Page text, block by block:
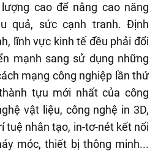
cao để nâng cao năng
quả, sức cạnh tranh. Định
lĩnh vực kinh tế đều phải đổi
mạnh sang sử dụng những
mạng công nghiệp lần thứ
tựu mới nhất của công
vật liệu, công nghệ in 3D,
tuệ nhân tạo, in-tơ-nét kết nối
móc, thiết bị thông minh...